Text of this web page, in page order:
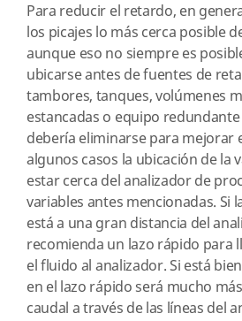
Para reducir el retardo, en
los picajes lo más cerca posible
aunque eso no siempre es
ubicarse antes de fuentes de
tambores, tanques, volúmenes
estancadas o equipo
debería eliminarse para mejorar
algunos casos la ubicación de la
estar cerca del analizador de
variables antes mencionadas. Si
está a una gran distancia del
recomienda un lazo rápido para
el fluido al analizador. Si está
en el lazo rápido será mucho
caudal a través de las líneas del